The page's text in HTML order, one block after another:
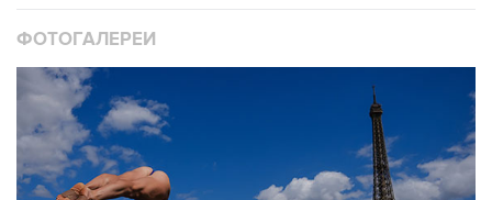
ФОТОГАЛЕРЕИ